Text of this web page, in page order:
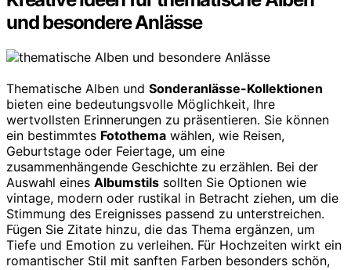
und besondere Anlässe
Thematische Alben und Sonderanlässe-Kollektionen
bieten eine bedeutungsvolle Möglichkeit, Ihre
wertvollsten Erinnerungen zu präsentieren. Sie können
ein bestimmtes Fotothema wählen, wie Reisen,
Geburtstage oder Feiertage, um eine
zusammenhängende Geschichte zu erzählen. Bei der
Auswahl eines Albumstils sollten Sie Optionen wie
vintage, modern oder rustikal in Betracht ziehen, um die
Stimmung des Ereignisses passend zu unterstreichen.
Fügen Sie Zitate hinzu, die das Thema ergänzen, um
Tiefe und Emotion zu verleihen. Für Hochzeiten wirkt ein
romantischer Stil mit sanften Farben besonders schön,